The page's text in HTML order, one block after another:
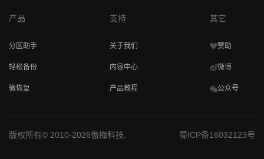
产品
分区助手
轻松备份
微恢复
支持
关于我们
内容中心
产品教程
其它
赞助
微博
公众号
版权所有© 2010-2026傲梅科技. 蜀ICP备16032123号